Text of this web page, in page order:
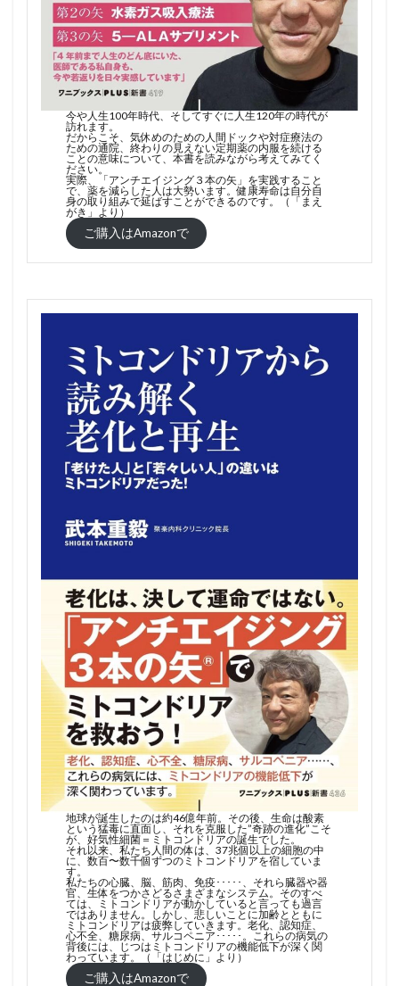
今や人生100年時代、そしてすぐに人生120年の時代が
訪れます。
だからこそ、気休めのための人間ドックや対症療法の
ための通院、終わりの見えない定期薬の内服を続ける
ことの意味について、本書を読みながら考えてみてく
ださい。
実際、「アンチエイジング３本の矢」を実践すること
で、薬を減らした人は大勢います。健康寿命は自分自
身の取り組みで延ばすことができるのです。（「まえ
がき」より）
ご購入はAmazonで
地球が誕生したのは約46億年前。その後、生命は酸素
という猛毒に直面し、それを克服した”奇跡の進化”こそ
が、好気性細菌＝ミトコンドリアの誕生でした。
それ以来、私たち人間の体は、37兆個以上の細胞の中
に、数百〜数千個ずつのミトコンドリアを宿していま
す。
私たちの心臓、脳、筋肉、免疫･････、それら臓器や器
官、生体をつかさどるさまざまなシステム。そのすべ
ては、ミトコンドリアが動かしていると言っても過言
ではありません。しかし、悲しいことに加齢とともに
ミトコンドリアは疲弊していきます。老化、認知症、
心不全、糖尿病、サルコペニア･････。これらの病気の
背後には、じつはミトコンドリアの機能低下が深く関
わっています。（「はじめに」より）
ご購入はAmazonで